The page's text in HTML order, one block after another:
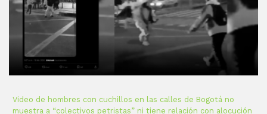
Video de hombres con cuchillos en las calles de Bogotá no
muestra a “colectivos petristas” ni tiene relación con alocución